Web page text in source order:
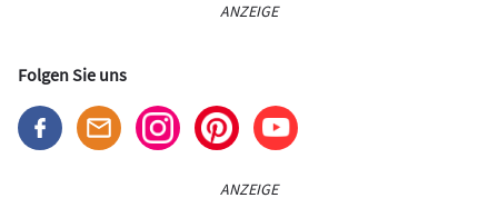
ANZEIGE
Folgen Sie uns
ANZEIGE